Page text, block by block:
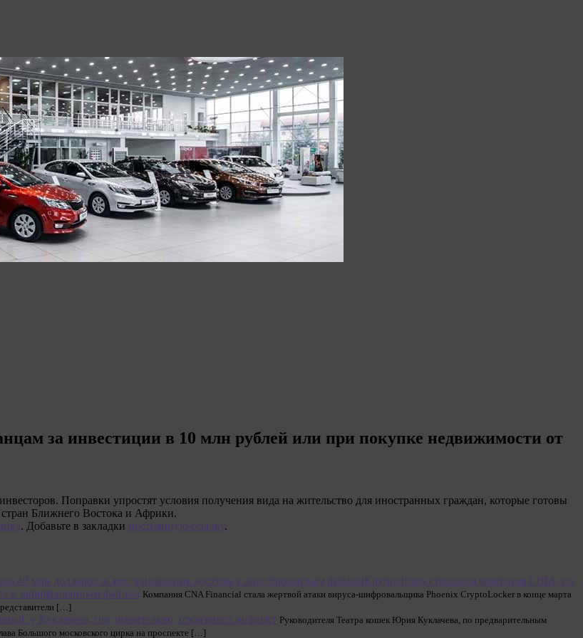
за инвестиции в 10 млн рублей или при покупке недвижимости от
Поправки упростят условия получения вида на жительство для иностранных граждан, которые готовы
стран Ближнего Востока и Африки.
. Добавьте в закладки постоянную ссылку.
Крупнейшая страховая компания США, по
к зашифрованным файлам Компания CNA Financial стала жертвой атаки вируса-шифровальщика Phoenix CryptoLocker в конце марта
[…]
у Куклачева, предварительно, произошел инфаркт Руководителя Театра кошек Юрия Куклачева, по предварительным
Большого московского цирка на проспекте […]